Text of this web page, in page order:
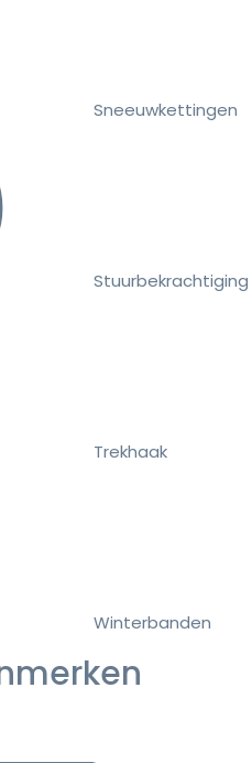
Sneeuwkettingen
Stuurbekrachtiging
Trekhaak
Winterbanden